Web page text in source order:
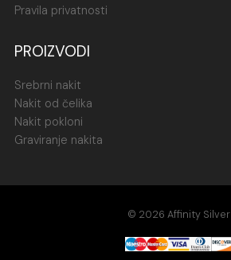
Pravila privatnosti
PROIZVODI
Srebrni nakit
Nakit od čelika
Nakit pokloni
Graviranje nakita
© 2026 Affinity Silver